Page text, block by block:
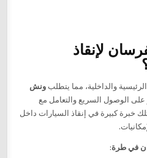
لإنقاذ
والداخلية، مما يتطلبونش
على الوصول السريع والتعامل مع
خبرة كبيرة في إنقاذ السيارات داخل
في طرة: